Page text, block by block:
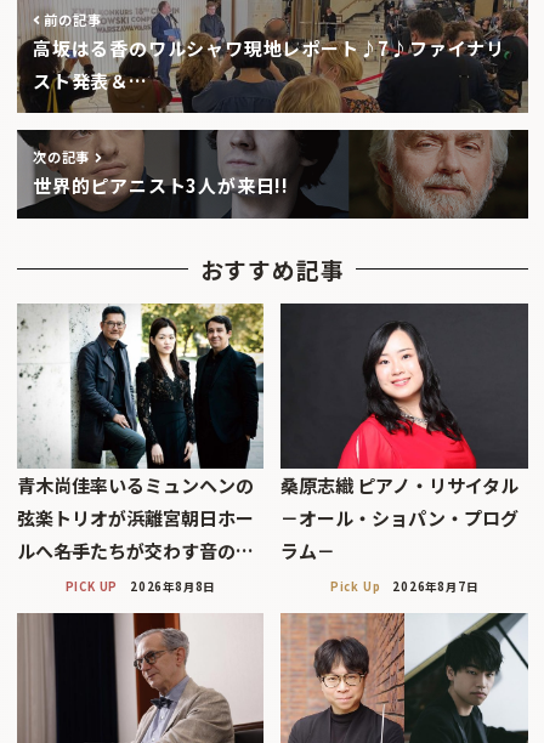
前の記事
高坂はる香のワルシャワ現地レポート♪7♪ファイナリ
スト発表＆…
次の記事
世界的ピアニスト3人が来日!!
おすすめ記事
青木尚佳率いるミュンヘンの
弦楽トリオが浜離宮朝日ホー
ルへ――名手たちが交わす音の…
PICK UP 2026年8月8日
桑原志織 ピアノ・リサイタル
－オール・ショパン・プログ
ラム－
Pick Up 2026年8月7日